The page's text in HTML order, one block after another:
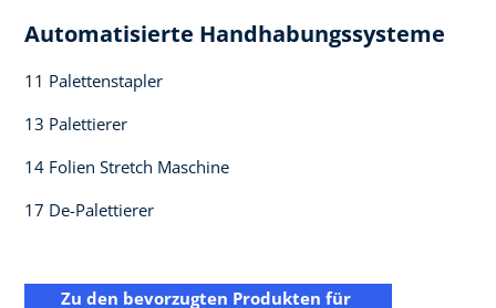
Automatisierte Handhabungssysteme​
11 Palettenstapler​
13 Palettierer​
14 Folien Stretch Maschine ​
17 De-Palettierer
Zu den bevorzugten Produkten für ​